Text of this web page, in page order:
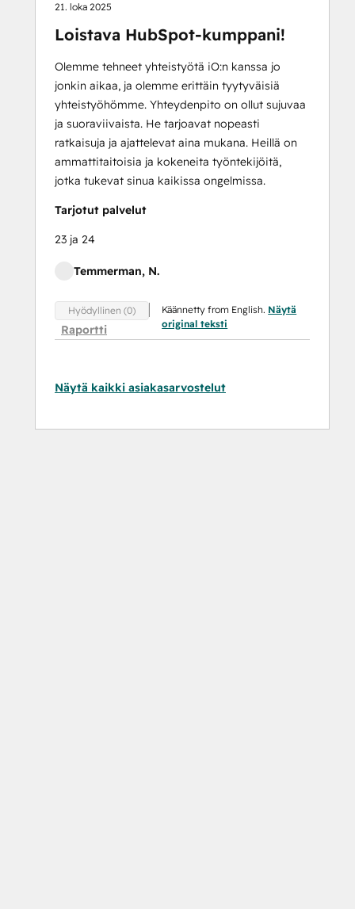
21. loka 2025
Loistava HubSpot-kumppani!
Olemme tehneet yhteistyötä iO:n kanssa jo
jonkin aikaa, ja olemme erittäin tyytyväisiä
yhteistyöhömme. Yhteydenpito on ollut sujuvaa
ja suoraviivaista. He tarjoavat nopeasti
ratkaisuja ja ajattelevat aina mukana. Heillä on
ammattitaitoisia ja kokeneita työntekijöitä,
jotka tukevat sinua kaikissa ongelmissa.
Tarjotut palvelut
23 ja 24
Temmerman, N.
Hyödyllinen (0)
Raportti
Käännetty from English. Näytä
original teksti
Näytä kaikki asiakasarvostelut